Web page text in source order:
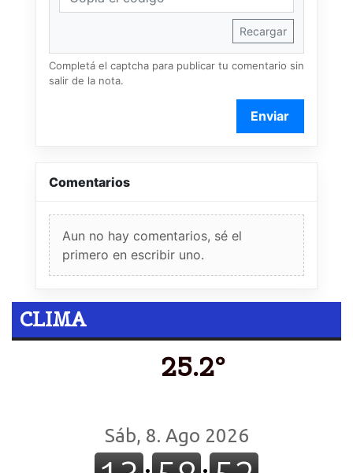
Recargar
Completá el captcha para publicar tu comentario sin
salir de la nota.
Enviar
Comentarios
Aun no hay comentarios, sé el
primero en escribir uno.
CLIMA
25.2º